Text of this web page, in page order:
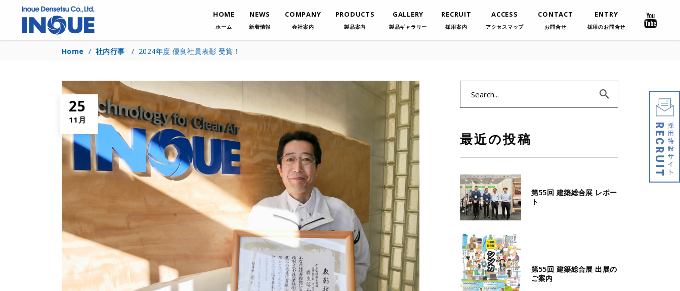
HOME
ホーム
NEWS
新着情報
COMPANY
会社案内
PRODUCTS
製品案内
GALLERY
製品ギャラリー
RECRUIT
採用案内
ACCESS
アクセスマップ
CONTACT
お問合せ
ENTRY
採用のお問合せ
Home / 社内行事 / 2024年度 優良社員表彰 受賞！
25
11月
for:
最近の投稿
第55回 建築総合展 レポー
ト
第55回 建築総合展 出展の
ご案内